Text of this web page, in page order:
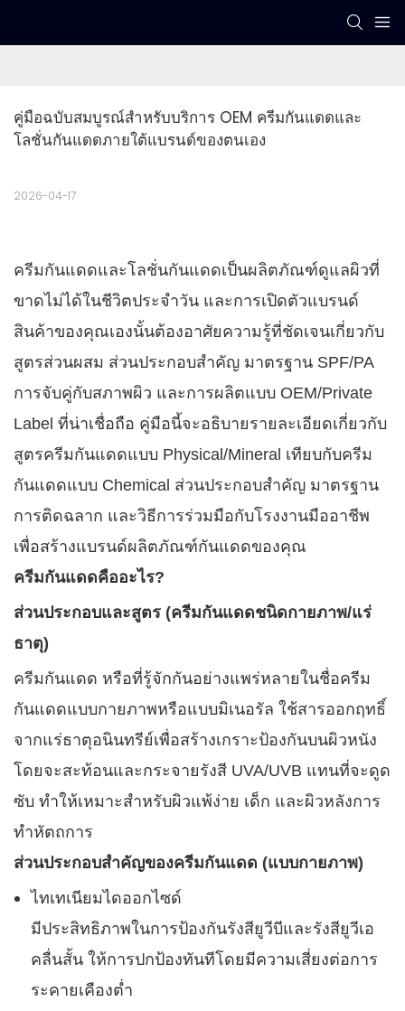
คู่มือฉบับสมบูรณ์สำหรับบริการ OEM ครีมกันแดดและ
โลชั่นกันแดดภายใต้แบรนด์ของตนเอง
2026-04-17
ครีมกันแดดและโลชั่นกันแดดเป็นผลิตภัณฑ์ดูแลผิวที่
ขาดไม่ได้ในชีวิตประจำวัน และการเปิดตัวแบรนด์
สินค้าของคุณเองนั้นต้องอาศัยความรู้ที่ชัดเจนเกี่ยวกับ
สูตรส่วนผสม ส่วนประกอบสำคัญ มาตรฐาน SPF/PA
การจับคู่กับสภาพผิว และการผลิตแบบ OEM/Private
Label ที่น่าเชื่อถือ คู่มือนี้จะอธิบายรายละเอียดเกี่ยวกับ
สูตรครีมกันแดดแบบ Physical/Mineral เทียบกับครีม
กันแดดแบบ Chemical ส่วนประกอบสำคัญ มาตรฐาน
การติดฉลาก และวิธีการร่วมมือกับโรงงานมืออาชีพ
เพื่อสร้างแบรนด์ผลิตภัณฑ์กันแดดของคุณ
ครีมกันแดดคืออะไร?
ส่วนประกอบและสูตร (ครีมกันแดดชนิดกายภาพ/แร่
ธาตุ)
ครีมกันแดด หรือที่รู้จักกันอย่างแพร่หลายในชื่อครีม
กันแดดแบบกายภาพหรือแบบมิเนอรัล ใช้สารออกฤทธิ์
จากแร่ธาตุอนินทรีย์เพื่อสร้างเกราะป้องกันบนผิวหนัง
โดยจะสะท้อนและกระจายรังสี UVA/UVB แทนที่จะดูด
ซับ ทำให้เหมาะสำหรับผิวแพ้ง่าย เด็ก และผิวหลังการ
ทำหัตถการ
ส่วนประกอบสำคัญของครีมกันแดด (แบบกายภาพ)
ไทเทเนียมไดออกไซด์
มีประสิทธิภาพในการป้องกันรังสียูวีบีและรังสียูวีเอ
คลื่นสั้น ให้การปกป้องทันทีโดยมีความเสี่ยงต่อการ
ระคายเคืองต่ำ